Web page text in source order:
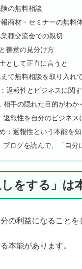
の無料相談
商材・セミナーの無料
種交流会での親切
善意の見分け方
として正直に言うと
て無料相談を取り入れ
返報性とビジネスに関
相手の隠れた目的がわ
返報性を自分のビジネ
：返報性という本能を
ブログを読んで、「自
しをする」は
の利益になることを
本能があります。